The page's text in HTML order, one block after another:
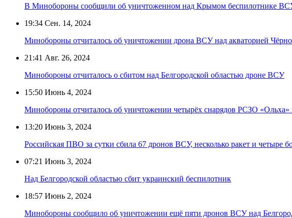
В Минобороны сообщили об уничтоженном над Крымом беспилотнике
19:34 Сен. 14, 2024
Минобороны отчиталось об уничтожении дрона ВСУ над акваторией
21:41 Авг. 26, 2024
Минобороны отчиталось о сбитом над Белгородской областью дроне ВСУ
15:50 Июнь 4, 2024
Минобороны отчиталось об уничтожении четырёх снарядов РСЗО «Ольха»
13:20 Июнь 3, 2024
Российская ПВО за сутки сбила 67 дронов ВСУ, несколько ракет и четыре
07:21 Июнь 3, 2024
Над Белгородской областью сбит украинский беспилотник
18:57 Июнь 2, 2024
Минобороны сообщило об уничтожении ещё пяти дронов ВСУ над